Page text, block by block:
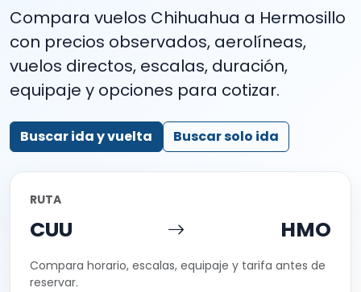
Compara vuelos Chihuahua a Hermosillo
con precios observados, aerolíneas,
vuelos directos, escalas, duración,
equipaje y opciones para cotizar.
Buscar ida y vuelta Buscar solo ida
RUTA
CUU HMO
Compara horario, escalas, equipaje y tarifa antes de
reservar.